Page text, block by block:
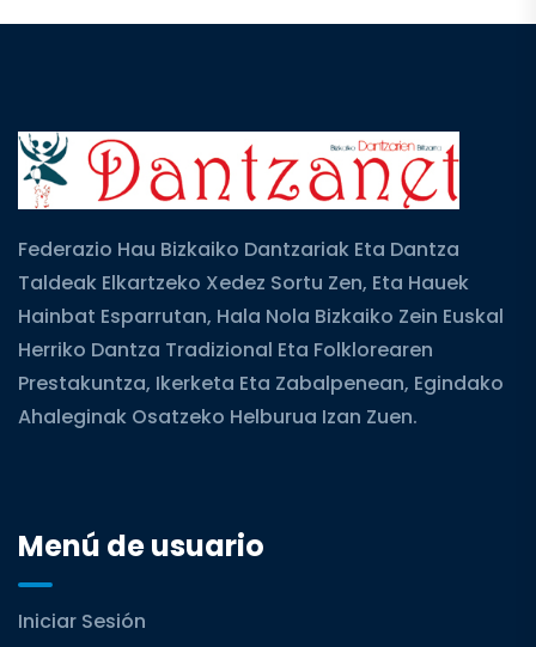
Federazio Hau Bizkaiko Dantzariak Eta Dantza
Taldeak Elkartzeko Xedez Sortu Zen, Eta Hauek
Hainbat Esparrutan, Hala Nola Bizkaiko Zein Euskal
Herriko Dantza Tradizional Eta Folklorearen
Prestakuntza, Ikerketa Eta Zabalpenean, Egindako
Ahaleginak Osatzeko Helburua Izan Zuen.
Menú de usuario
Iniciar Sesión